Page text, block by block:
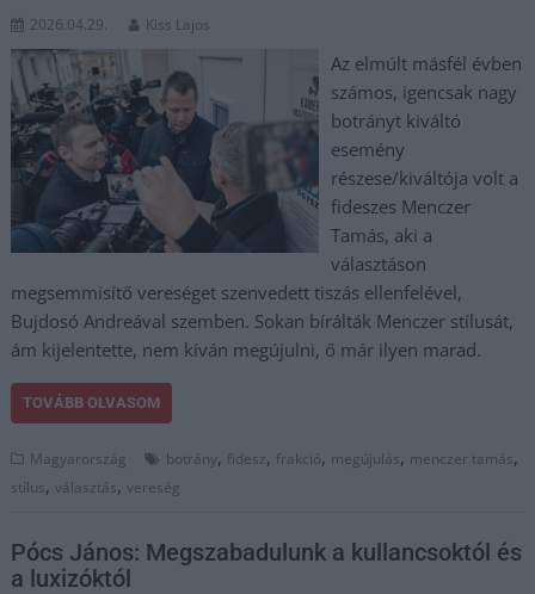
2026.04.29. Kiss Lajos
Az elmúlt másfél évben
számos, igencsak nagy
botrányt kiváltó
esemény
részese/kiváltója volt a
fideszes Menczer
Tamás, aki a
választáson
megsemmisítő vereséget szenvedett tiszás ellenfelével,
Bujdosó Andreával szemben. Sokan bírálták Menczer stílusát,
ám kijelentette, nem kíván megújulni, ő már ilyen marad.
TOVÁBB OLVASOM
Magyarország botrány, fidesz, frakció, megújulás, menczer tamás,
stílus,választás,vereség
Pócs János: Megszabadulunk a kullancsoktól és
a luxizóktól